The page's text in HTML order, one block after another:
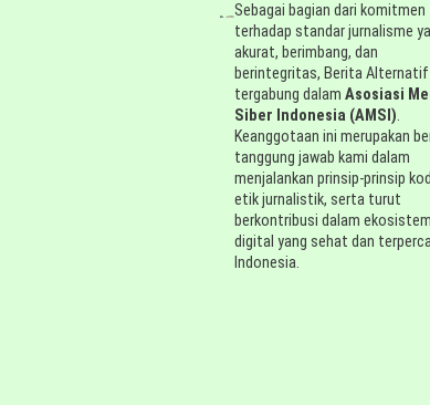
Sebagai bagian dari komitmen
terhadap standar jurnalisme
akurat, berimbang, dan
berintegritas, Berita Alternatif
tergabung dalam Asosiasi
Siber Indonesia (AMSI).
Keanggotaan ini merupakan
tanggung jawab kami dalam
menjalankan prinsip-prinsip
etik jurnalistik, serta turut
berkontribusi dalam
digital yang sehat dan
Indonesia.